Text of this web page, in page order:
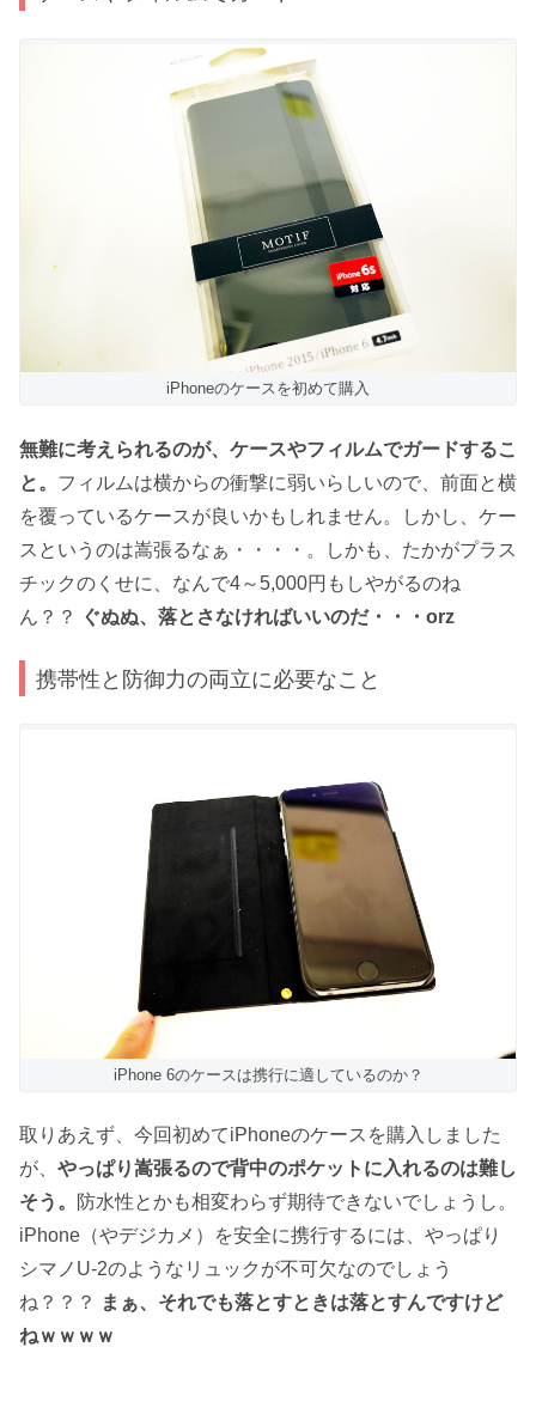
iPhoneのケースを初めて購入
無難に考えられるのが、ケースやフィルムでガードするこ
と。 フィルムは横からの衝撃に弱いらしいので、前面と横
を覆っているケースが良いかもしれません。しかし、ケー
スというのは嵩張るなぁ・・・・。しかも、たかがプラス
チックのくせに、なんで4～5,000円もしやがるのね
ん？？
ぐぬぬ、落とさなければいいのだ・・・orz
携帯性と防御力の両立に必要なこと
iPhone 6のケースは携行に適しているのか？
取りあえず、今回初めてiPhoneのケースを購入しました
が、 やっぱり嵩張るので背中のポケットに入れるのは難し
そう。
防水性とかも相変わらず期待できないでしょうし。
iPhone（やデジカメ）を安全に携行するには、やっぱり
シマノU-2のようなリュックが不可欠なのでしょう
ね？？？
まぁ、それでも落とすときは落とすんですけど
ねｗｗｗｗ